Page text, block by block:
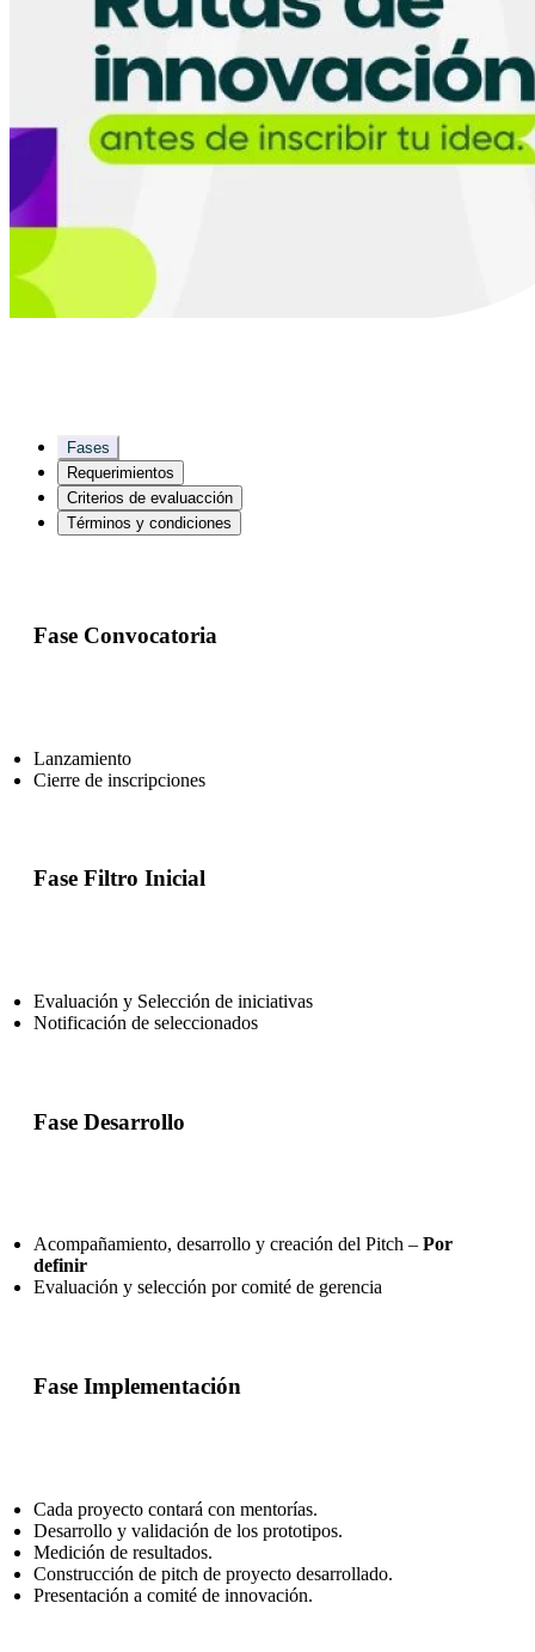
Fases
Requerimientos
Criterios de evaluacción
Términos y condiciones
Fase Convocatoria
Lanzamiento
Cierre de inscripciones
Fase Filtro Inicial
Evaluación y Selección de iniciativas
Notificación de seleccionados
Fase Desarrollo
Acompañamiento, desarrollo y creación del Pitch – Por
definir
Evaluación y selección por comité de gerencia
Fase Implementación
Cada proyecto contará con mentorías.
Desarrollo y validación de los prototipos.
Medición de resultados.
Construcción de pitch de proyecto desarrollado.
Presentación a comité de innovación.